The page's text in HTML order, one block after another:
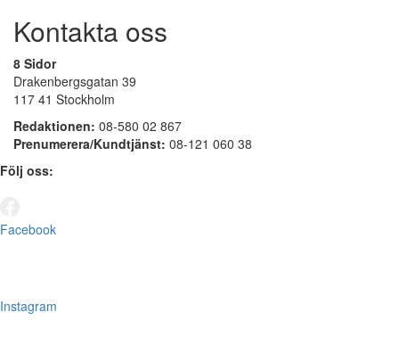
Kontakta oss
8 Sidor
Drakenbergsgatan 39
117 41 Stockholm
Redaktionen: 08-580 02 867
Prenumerera/Kundtjänst: 08-121 060 38
Följ oss:
Facebook
Instagram